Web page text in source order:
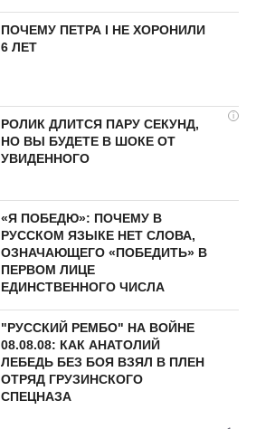
ПОЧЕМУ ПЕТРА I НЕ ХОРОНИЛИ
6 ЛЕТ
i
РОЛИК ДЛИТСЯ ПАРУ СЕКУНД,
НО ВЫ БУДЕТЕ В ШОКЕ ОТ
УВИДЕННОГО
«Я ПОБЕДЮ»: ПОЧЕМУ В
РУССКОМ ЯЗЫКЕ НЕТ СЛОВА,
ОЗНАЧАЮЩЕГО «ПОБЕДИТЬ» В
ПЕРВОМ ЛИЦЕ
ЕДИНСТВЕННОГО ЧИСЛА
"РУССКИЙ РЕМБО" НА ВОЙНЕ
08.08.08: КАК АНАТОЛИЙ
ЛЕБЕДЬ БЕЗ БОЯ ВЗЯЛ В ПЛЕН
ОТРЯД ГРУЗИНСКОГО
СПЕЦНАЗА